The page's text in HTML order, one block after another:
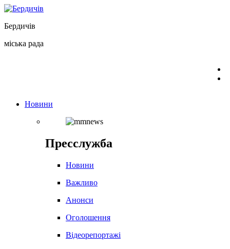
Перейти
вмісту
Бердичів
міська рада
Новини
Пресслужба
Новини
Важливо
Анонси
Оголошення
Відеорепортажі